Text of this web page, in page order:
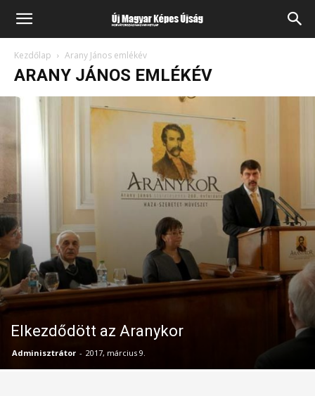
Kezdőlap Arany János emlékév
ARANY JÁNOS EMLÉKÉV
Elkezdődött az Aranykor
Adminisztrátor - 2017, március 9.